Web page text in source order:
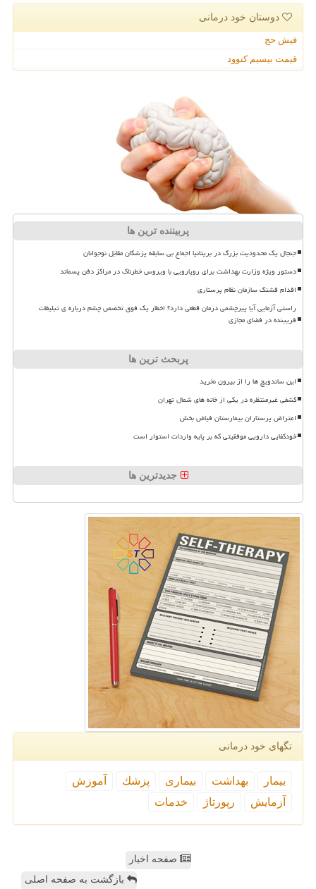
دوستان خود درمانی
فیش حج
قیمت بیسیم کنوود
پربیننده ترین ها
جنجال یک محدودیت بزرگ در بریتانیا اجماع بی سابقه پزشکان مقابل نوجوانان
دستور ویژه وزارت بهداشت برای رویارویی با ویروس خطرناک در مراکز دفن پسماند
اقدام قشنگ سازمان نظام پرستاری
راستی آزمایی آیا پیرچشمی درمان قطعی دارد؟ اخطار یک فوق تخصص چشم درباره ی تبلیغات
فریبنده در فضای مجازی
پربحث ترین ها
این ساندویچ ها را از بیرون نخرید
کشفی غیرمنتظره در یکی از خانه های شمال تهران
اعتراض پرستاران بیمارستان فیاض بخش
خودکفایی دارویی موفقیتی که بر پایه واردات استوار است
جدیدترین ها
تگهای خود درمانی
بیمار بهداشت بیماری پزشك
آموزش
آزمایش
رپورتاژ خدمات
صفحه اخبار
بازگشت به صفحه اصلی